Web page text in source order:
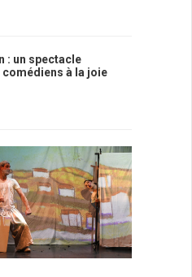
: un spectacle
à la joie